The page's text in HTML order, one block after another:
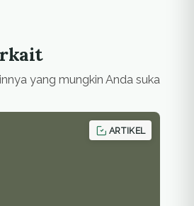
yang mungkin Anda suka
ARTIKEL